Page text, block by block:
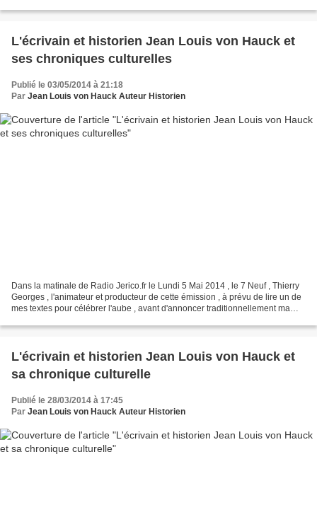
L'écrivain et historien Jean Louis von Hauck et
ses chroniques culturelles
Publié le 03/05/2014 à 21:18
Par Jean Louis von Hauck Auteur Historien
Dans la matinale de Radio Jerico.fr le Lundi 5 Mai 2014 , le 7 Neuf , Thierry
Georges , l'animateur et producteur de cette émission , à prévu de lire un de
mes textes pour célébrer l'aube , avant d'annoncer traditionnellement ma
L'écrivain et historien Jean Louis von Hauck et
sa chronique culturelle
Publié le 28/03/2014 à 17:45
Par Jean Louis von Hauck Auteur Historien